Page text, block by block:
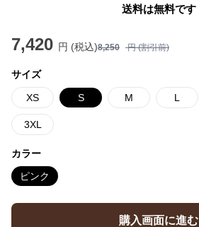
送料は無料です
7,420 円 (税込)8,250 円 (割引前)
サイズ
XS S M L
3XL
カラー
ピンク
購入画面に進む